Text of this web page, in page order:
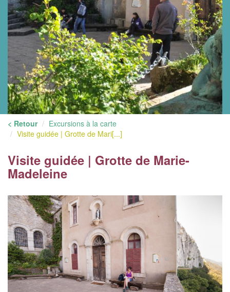
< Retour
Excursions à la carte
Visite guidée | Grotte de Mari[...]
Visite guidée | Grotte de Marie-
Madeleine